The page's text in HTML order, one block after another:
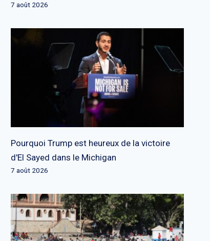
7 août 2026
Pourquoi Trump est heureux de la victoire
d'El Sayed dans le Michigan
7 août 2026